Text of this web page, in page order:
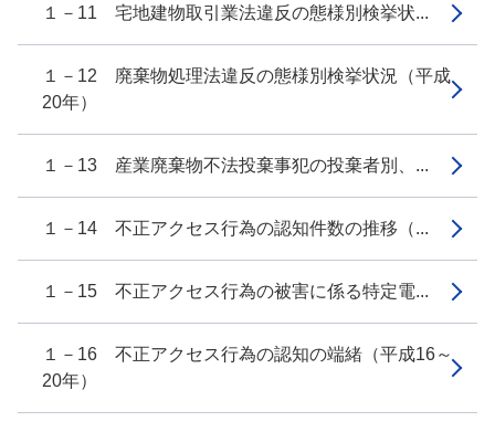
１－11 宅地建物取引業法違反の態様別検挙状...
１－12 廃棄物処理法違反の態様別検挙状況（平成
20年）
１－13 産業廃棄物不法投棄事犯の投棄者別、...
１－14 不正アクセス行為の認知件数の推移（...
１－15 不正アクセス行為の被害に係る特定電...
１－16 不正アクセス行為の認知の端緒（平成16～
20年）